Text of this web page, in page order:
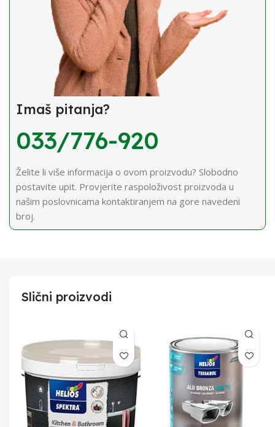
Imaš pitanja?
033/776-920
Želite li više informacija o ovom proizvodu? Slobodno
postavite upit. Provjerite raspoloživost proizvoda u
našim poslovnicama kontaktiranjem na gore navedeni
broj.
Slični proizvodi